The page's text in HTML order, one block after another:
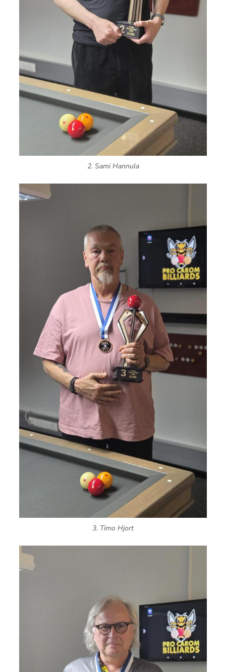
2. Sami Hannula
3. Timo Hjort